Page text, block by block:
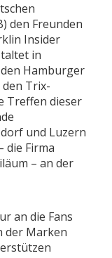
den Freunden
Insider
in
Hamburger
den Trix-
Treffen dieser
und Luzern
die Firma
– an der
an die Fans
der Marken